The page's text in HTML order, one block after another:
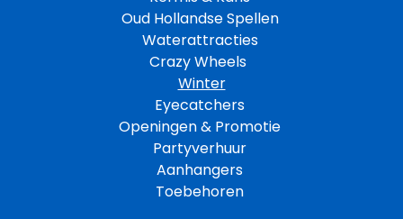
Oud Hollandse Spellen
Waterattracties
Crazy Wheels
Winter
Eyecatchers
Openingen & Promotie
Partyverhuur
Aanhangers
Toebehoren